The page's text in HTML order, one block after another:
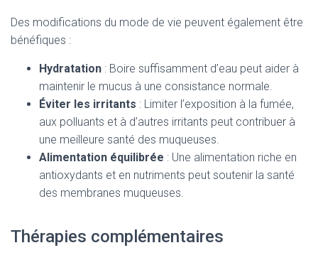
Des modifications du mode de vie peuvent également être
bénéfiques :
Hydratation : Boire suffisamment d’eau peut aider à
maintenir le mucus à une consistance normale.
Éviter les irritants : Limiter l’exposition à la fumée,
aux polluants et à d’autres irritants peut contribuer à
une meilleure santé des muqueuses.
Alimentation équilibrée : Une alimentation riche en
antioxydants et en nutriments peut soutenir la santé
des membranes muqueuses.
Thérapies complémentaires